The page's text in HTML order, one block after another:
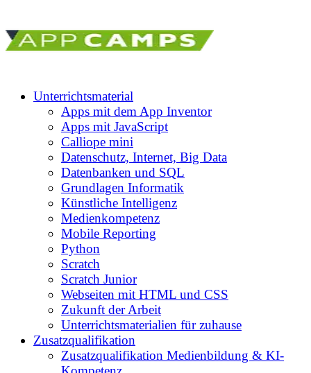
Unterrichtsmaterial
Apps mit dem App Inventor
Apps mit JavaScript
Calliope mini
Datenschutz, Internet, Big Data
Datenbanken und SQL
Grundlagen Informatik
Künstliche Intelligenz
Medienkompetenz
Mobile Reporting
Python
Scratch
Scratch Junior
Webseiten mit HTML und CSS
Zukunft der Arbeit
Unterrichtsmaterialien für zuhause
Zusatzqualifikation
Zusatzqualifikation Medienbildung & KI-